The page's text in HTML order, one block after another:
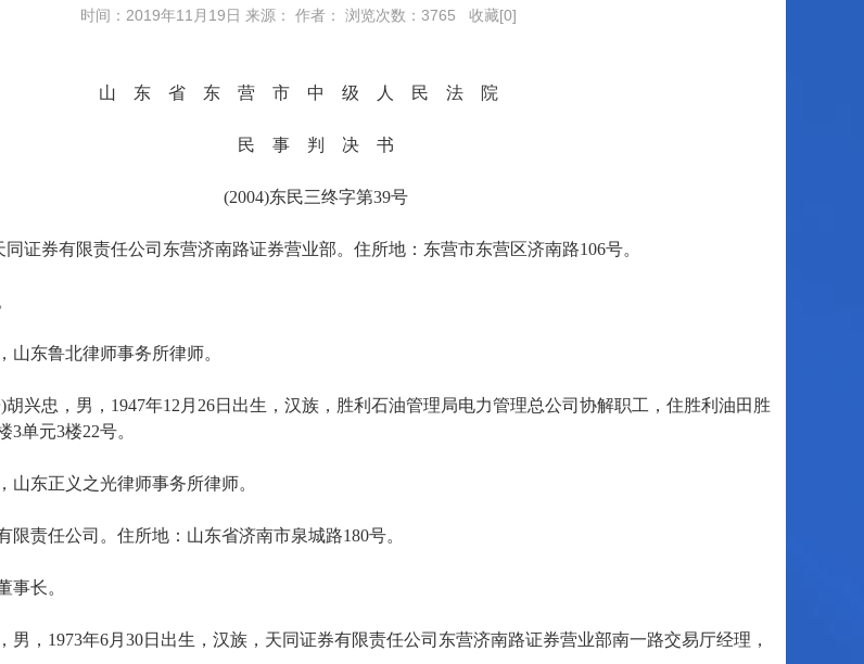
时间：2019年11月19日 来源： 作者： 浏览次数：3765 收藏[0]
山 东 省 东 营 市 中 级 人 民 法 院
民 事 判 决 书
(2004)东民三终字第39号
券有限责任公司东营济南路证券营业部。住所地：东营市东营区济南路106号。
东鲁北律师事务所律师。
忠，男，1947年12月26日出生，汉族，胜利石油管理局电力管理总公司协解职工，住胜利油田胜
3单元3楼22号。
东正义之光律师事务所律师。
责任公司。住所地：山东省济南市泉城路180号。
长。
1973年6月30日出生，汉族，天同证券有限责任公司东营济南路证券营业部南一路交易厅经理，